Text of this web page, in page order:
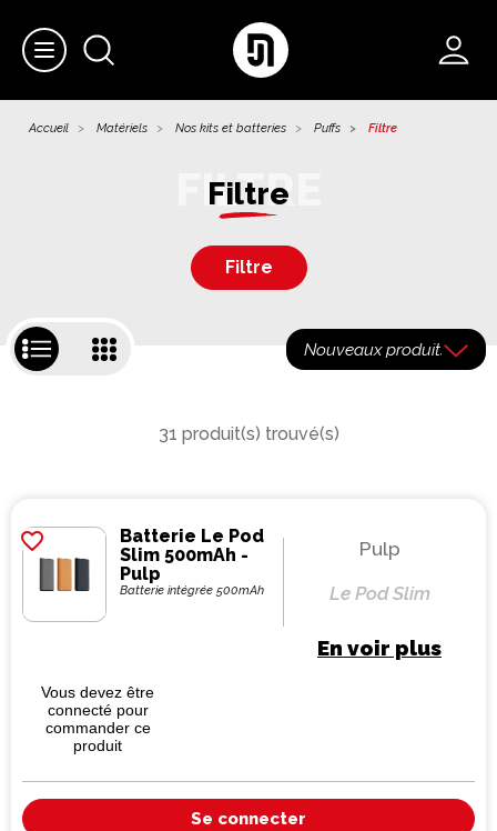
Accueil Matériels Nos kits et batteries Puffs Filtre
Filtre
Filtre
31 produit(s) trouvé(s)
favorite_border
Batterie Le Pod
Slim 500mAh -
Pulp
Batterie intégrée 500mAh
Pulp
Le Pod Slim
En voir plus
Vous devez être
connecté pour
commander ce
produit
Se connecter